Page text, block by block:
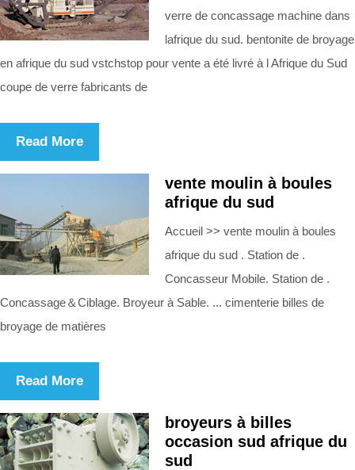
verre de concassage machine dans
lafrique du sud. bentonite de broyage
en afrique du sud vstchstop pour vente a été livré à l Afrique du Sud
coupe de verre fabricants de
Read More
vente moulin à boules
afrique du sud
Accueil >> vente moulin à boules
afrique du sud . Station de .
Concasseur Mobile. Station de .
Concassage＆Ciblage. Broyeur à Sable. ... cimenterie billes de
broyage de matières
Read More
broyeurs à billes
occasion sud afrique du
sud